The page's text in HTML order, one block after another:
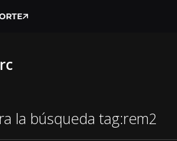
la búsqueda tag:rem2